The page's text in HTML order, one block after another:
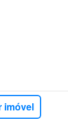
imóvel